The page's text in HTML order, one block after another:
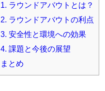
1. ラウンドアバウトとは？
2. ラウンドアバウトの利点
3. 安全性と環境への効果
4. 課題と今後の展望
まとめ